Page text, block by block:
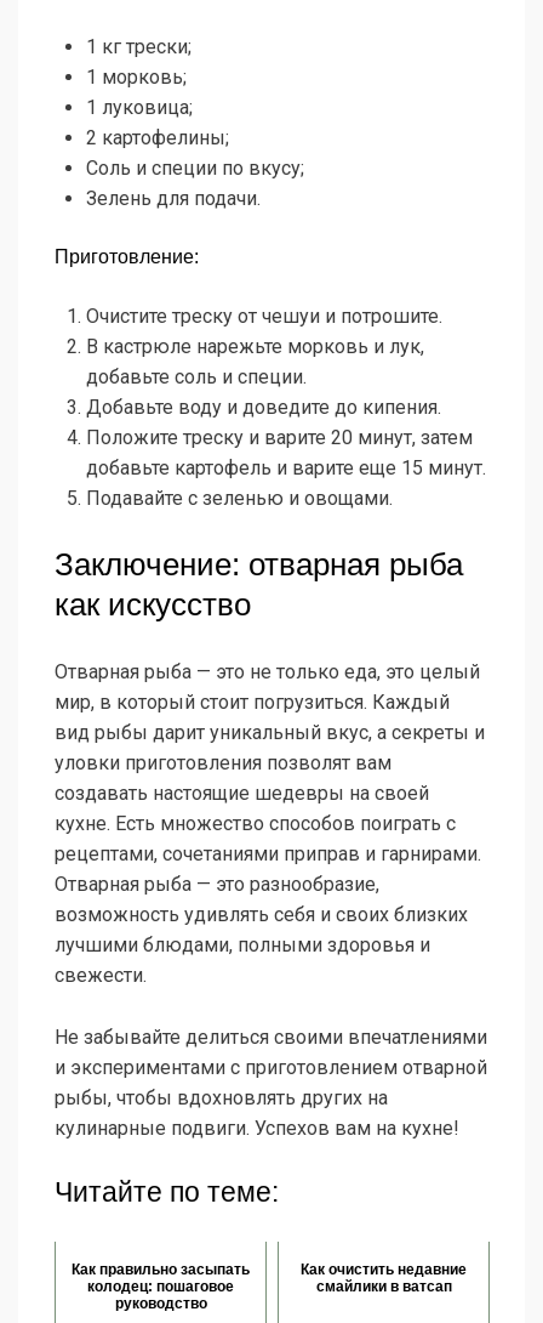
1 кг трески;
1 морковь;
1 луковица;
2 картофелины;
Соль и специи по вкусу;
Зелень для подачи.
Приготовление:
Очистите треску от чешуи и потрошите.
В кастрюле нарежьте морковь и лук,
добавьте соль и специи.
Добавьте воду и доведите до кипения.
Положите треску и варите 20 минут, затем
добавьте картофель и варите еще 15 минут.
Подавайте с зеленью и овощами.
Заключение: отварная рыба
как искусство
Отварная рыба — это не только еда, это целый
мир, в который стоит погрузиться. Каждый
вид рыбы дарит уникальный вкус, а секреты и
уловки приготовления позволят вам
создавать настоящие шедевры на своей
кухне. Есть множество способов поиграть с
рецептами, сочетаниями приправ и гарнирами.
Отварная рыба — это разнообразие,
возможность удивлять себя и своих близких
лучшими блюдами, полными здоровья и
свежести.
Не забывайте делиться своими впечатлениями
и экспериментами с приготовлением отварной
рыбы, чтобы вдохновлять других на
кулинарные подвиги. Успехов вам на кухне!
Читайте по теме:
Как правильно засыпать
колодец: пошаговое
руководство
Как очистить недавние
смайлики в ватсап